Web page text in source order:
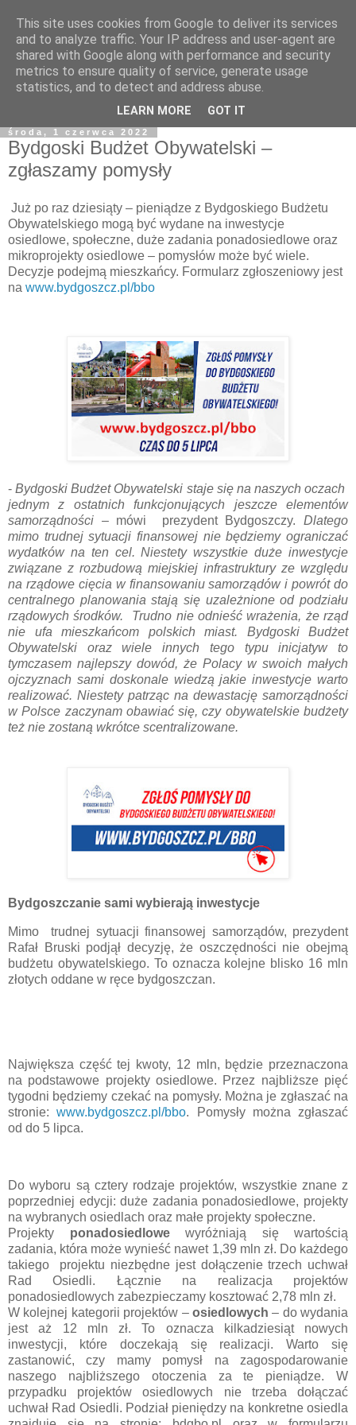
środa, 1 czerwca 2022
Bydgoski Budżet Obywatelski –
zgłaszamy pomysły
Już po raz dziesiąty – pieniądze z Bydgoskiego Budżetu
Obywatelskiego mogą być wydane na inwestycje
osiedlowe, społeczne, duże zadania ponadosiedlowe oraz
mikroprojekty osiedlowe – pomysłów może być wiele.
Decyzje podejmą mieszkańcy. Formularz zgłoszeniowy jest
na www.bydgoszcz.pl/bbo
-Bydgoski Budżet Obywatelski staje się na naszych oczach
jednym z ostatnich funkcjonujących jeszcze elementów
samorządności – mówi prezydent Bydgoszczy. Dlatego
mimo trudnej sytuacji finansowej nie będziemy ograniczać
wydatków na ten cel. Niestety wszystkie duże inwestycje
związane z rozbudową miejskiej infrastruktury ze względu
na rządowe cięcia w finansowaniu samorządów i powrót do
centralnego planowania stają się uzależnione od podziału
rządowych środków. Trudno nie odnieść wrażenia, że rząd
nie ufa mieszkańcom polskich miast. Bydgoski Budżet
Obywatelski oraz wiele innych tego typu inicjatyw to
tymczasem najlepszy dowód, że Polacy w swoich małych
ojczyznach sami doskonale wiedzą jakie inwestycje warto
realizować. Niestety patrząc na dewastację samorządności
w Polsce zaczynam obawiać się, czy obywatelskie budżety
też nie zostaną wkrótce scentralizowane.
Bydgoszczanie sami wybierają inwestycje
Mimo trudnej sytuacji finansowej samorządów, prezydent
Rafał Bruski podjął decyzję, że oszczędności nie obejmą
budżetu obywatelskiego. To oznacza kolejne blisko 16 mln
złotych oddane w ręce bydgoszczan.
Największa część tej kwoty, 12 mln, będzie przeznaczona
na podstawowe projekty osiedlowe. Przez najbliższe pięć
tygodni będziemy czekać na pomysły. Można je zgłaszać na
stronie:www.bydgoszcz.pl/bbo. Pomysły można zgłaszać
od do 5 lipca.
Do wyboru są cztery rodzaje projektów, wszystkie znane z
poprzedniej edycji: duże zadania ponadosiedlowe, projekty
na wybranych osiedlach oraz małe projekty społeczne.
Projekty ponadosiedlowe wyróżniają się wartością
zadania, która może wynieść nawet 1,39 mln zł. Do każdego
takiego projektu niezbędne jest dołączenie trzech uchwał
Rad Osiedli. Łącznie na realizacja projektów
ponadosiedlowych zabezpieczamy kosztować 2,78 mln zł.
W kolejnej kategorii projektów – osiedlowych– do wydania
jest aż 12 mln zł. To oznacza kilkadziesiąt nowych
inwestycji, które doczekają się realizacji. Warto się
zastanowić, czy mamy pomysł na zagospodarowanie
naszego najbliższego otoczenia za te pieniądze. W
przypadku projektów osiedlowych nie trzeba dołączać
uchwał Rad Osiedli. Podział pieniędzy na konkretne osiedla
This site uses cookies from Google to deliver its services
and to analyze traffic. Your IP address and user-agent are
shared with Google along with performance and security
metrics to ensure quality of service, generate usage
statistics, and to detect and address abuse.
LEARN MORE GOT IT